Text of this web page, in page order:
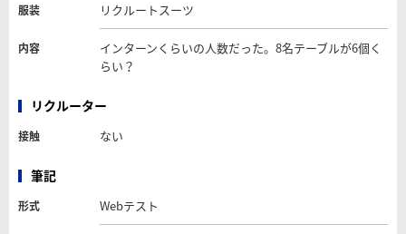
服装 リクルートスーツ
内容
インターンくらいの人数だった。8名テーブルが6個く
らい？
リクルーター
接触 ない
筆記
形式 Webテスト